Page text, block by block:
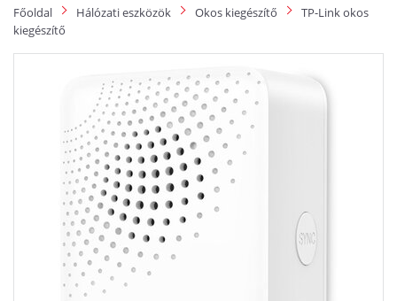
Főoldal Hálózati eszközök Okos kiegészítő
TP-Link okos
kiegészítő